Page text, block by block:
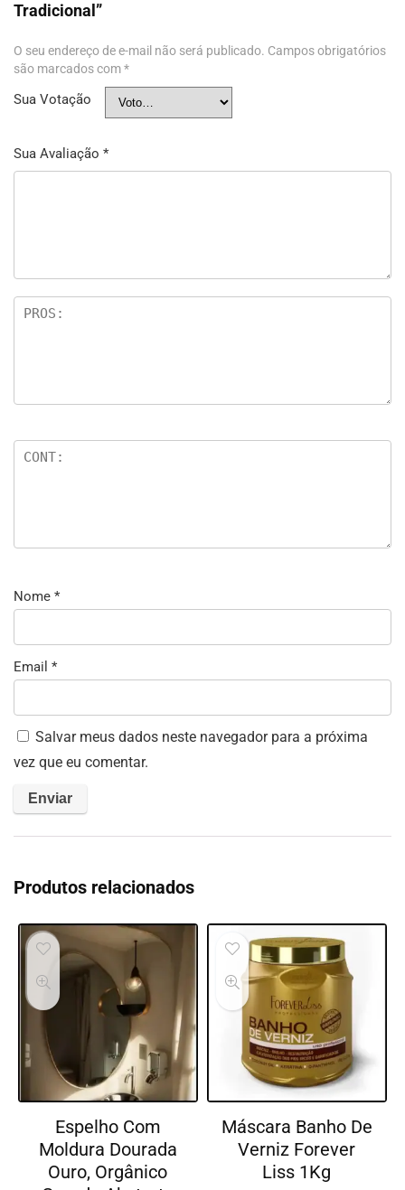
Tradicional”
O seu endereço de e-mail não será publicado. Campos obrigatórios
são marcados com*
Sua Votação
Sua Avaliação *
Nome *
Email *
Salvar meus dados neste navegador para a próxima
vez que eu comentar.
Produtos relacionados
Espelho Com
Moldura Dourada
Ouro, Orgânico
Máscara Banho De
Verniz Forever
Liss 1Kg